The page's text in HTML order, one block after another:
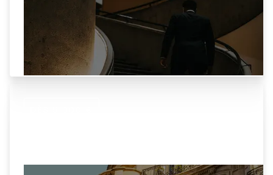
Accédez au private equity et à la dette privée,
réservés jusqu'ici aux investisseurs
institutionnels.